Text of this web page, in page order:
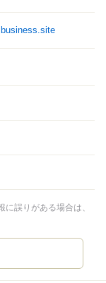
誤りがある場合は、